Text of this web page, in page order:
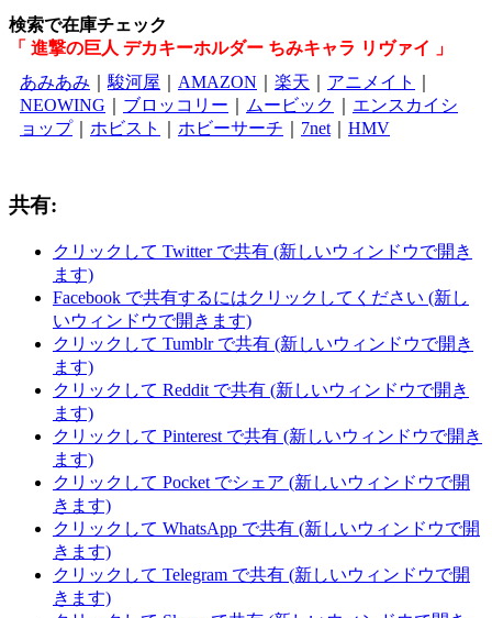
検索で在庫チェック
「 進撃の巨人 デカキーホルダー ちみキャラ リヴァイ 」
あみあみ
駿河屋 AMAZON 楽天 アニメイト
NEOWING
ブロッコリー ムービック
エンスカイシ
ョップ｜ ホビスト ホビーサーチ 7net HMV
共有:
クリックして Twitter で共有 (新しいウィンドウで開き
ます)
Facebook で共有するにはクリックしてください (新し
いウィンドウで開きます)
クリックして Tumblr で共有 (新しいウィンドウで開き
ます)
クリックして Reddit で共有 (新しいウィンドウで開き
ます)
クリックして Pinterest で共有 (新しいウィンドウで開き
ます)
クリックして Pocket でシェア (新しいウィンドウで開
きます)
クリックして WhatsApp で共有 (新しいウィンドウで開
きます)
クリックして Telegram で共有 (新しいウィンドウで開
きます)